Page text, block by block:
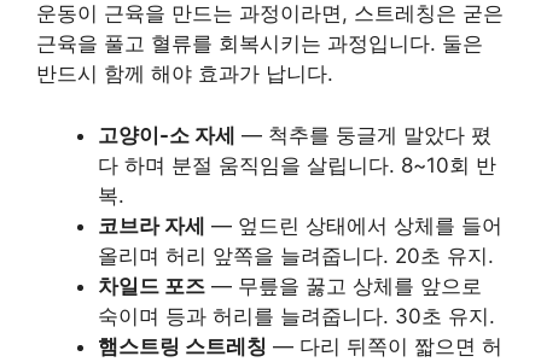
운동이 근육을 만드는 과정이라면, 스트레칭은 굳은
근육을 풀고 혈류를 회복시키는 과정입니다. 둘은
반드시 함께 해야 효과가 납니다.
고양이-소 자세 — 척추를 둥글게 말았다 폈
다 하며 분절 움직임을 살립니다. 8~10회 반
복.
코브라 자세 — 엎드린 상태에서 상체를 들어
올리며 허리 앞쪽을 늘려줍니다. 20초 유지.
차일드 포즈 — 무릎을 꿇고 상체를 앞으로
숙이며 등과 허리를 늘려줍니다. 30초 유지.
햄스트링 스트레칭 — 다리 뒤쪽이 짧으면 허